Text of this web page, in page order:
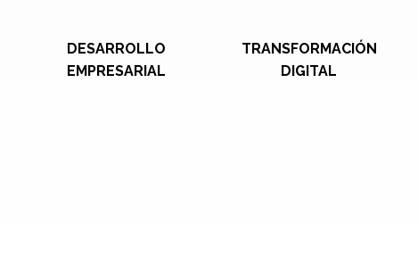
DESARROLLO
EMPRESARIAL
TRANSFORMACIÓN
DIGITAL